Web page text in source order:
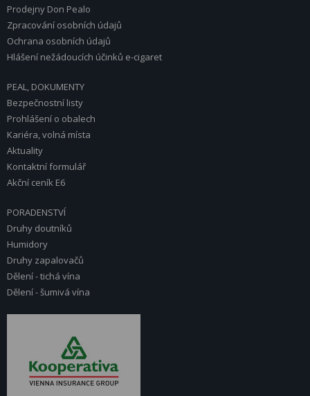
Prodejny Don Pealo
Zpracování osobních údajů
Ochrana osobních údajů
Hlášení nežádoucích účinků e-cigaret
PEAL, DOKUMENTY
Bezpečnostní listy
Prohlášení o obalech
Kariéra, volná místa
Aktuality
Kontaktní formulář
Akční ceník E6
PORADENSTVÍ
Druhy doutníků
Humidory
Druhy zapalovačů
Dělení - tichá vína
Dělení - šumivá vína